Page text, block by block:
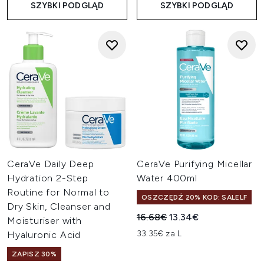
SZYBKI PODGLĄD SZYBKI PODGLĄD
CeraVe Daily Deep
Hydration 2-Step
Routine for Normal to
Dry Skin, Cleanser and
Moisturiser with
Hyaluronic Acid
ZAPISZ 30%
CeraVe Purifying Micellar
Water 400ml
OSZCZĘDŹ 20% KOD: SALELF
Sugerowana cena
16.68€Aktualna cena:
13.34€
33.35€ za L